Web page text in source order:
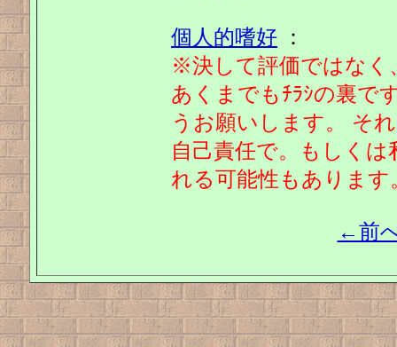
個人的嗜好 ：
※決して評価ではなく
あくまでもﾁﾗｼの裏で
うお願いします。 そ
自己責任で。もしく
れる可能性もあります
←前